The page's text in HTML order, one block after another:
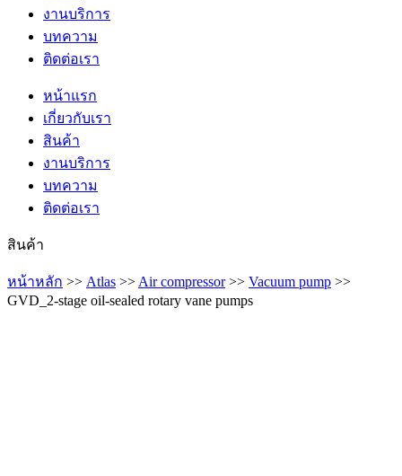
งานบริการ
บทความ
ติดต่อเรา
หน้าแรก
เกี่ยวกับเรา
สินค้า
งานบริการ
บทความ
ติดต่อเรา
สินค้า
หน้าหลัก >> Atlas >> Air compressor>> Vacuum pump >>
GVD_2-stage oil-sealed rotary vane pumps